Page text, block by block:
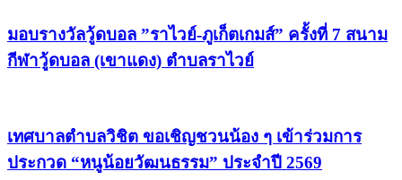
มอบรางวัลวู้ดบอล ”ราไวย์-ภูเก็ตเกมส์” ครั้งที่ 7 สนาม
กีฬาวู้ดบอล (เขาแดง) ตำบลราไวย์
เทศบาลตำบลวิชิต ขอเชิญชวนน้อง ๆ เข้าร่วมการ
ประกวด “หนูน้อยวัฒนธรรม” ประจำปี 2569